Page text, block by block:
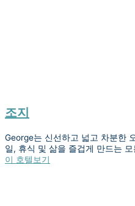
조지
George는 신선하고 넓고 차분한
일, 휴식 및 삶을 즐겁게 만드는
이 호텔보기